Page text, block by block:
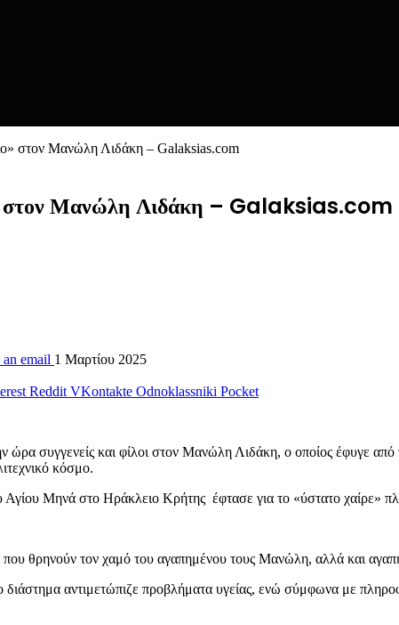
στον Μανώλη Λιδάκη – Galaksias.com
στον Μανώλη Λιδάκη – Galaksias.com
an email 1 Μαρτίου 2025
Reddit VKontakte Odnoklassniki Pocket
ώρα συγγενείς και φίλοι στον Μανώλη Λιδάκη, ο οποίος έφυγε
κόσμο.
Μηνά στο Ηράκλειο Κρήτης έφτασε για το «ύστατο χαίρε»
που θρηνούν τον χαμό του αγαπημένου τους Μανώλη, αλλά και
αντιμετώπιζε προβλήματα υγείας, ενώ σύμφωνα με